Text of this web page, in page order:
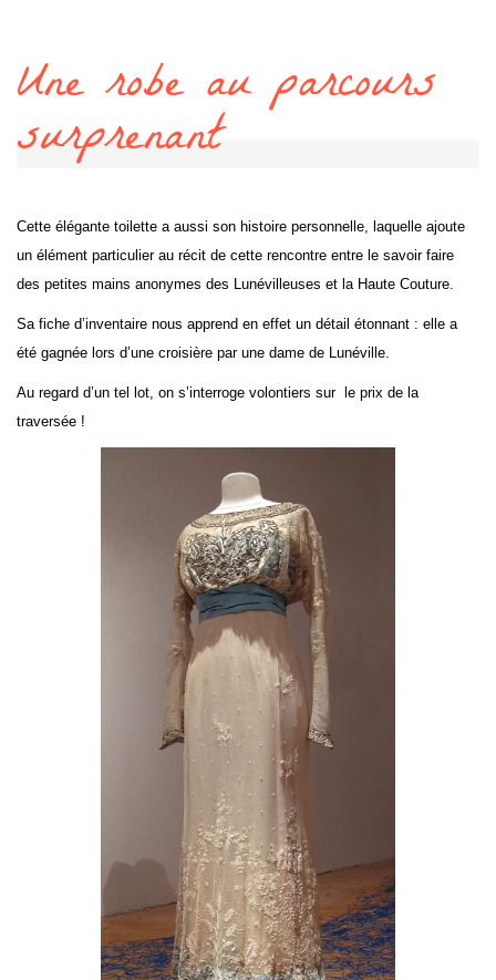
Une robe au parcours
surprenant
Cette élégante toilette a aussi son histoire personnelle, laquelle ajoute
un élément particulier au récit de cette rencontre entre le savoir faire
des petites mains anonymes des Lunévilleuses et la Haute Couture.
Sa fiche d’inventaire nous apprend en effet un détail étonnant : elle a
été gagnée lors d’une croisière par une dame de Lunéville.
Au regard d’un tel lot, on s’interroge volontiers sur le prix de la
traversée !